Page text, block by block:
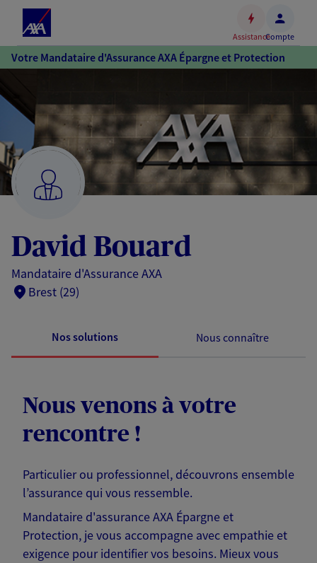
Accéder
au
Accéder
au
pied
de
page
AssistanceCompte
Votre Mandataire d'Assurance AXA Épargne et Protection
David Bouard
Mandataire d'Assurance AXA
Brest (29)
Nos solutions Nous connaître
Nous venons à votre
rencontre !
Particulier ou professionnel, découvrons ensemble
l’assurance qui vous ressemble.
Mandataire d'assurance AXA Épargne et
Protection, je vous accompagne avec empathie et
exigence pour identifier vos besoins. Mieux vous